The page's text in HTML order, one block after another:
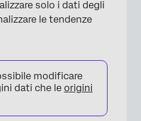
solo i dati degli
le tendenze
modificare
dati che le origini